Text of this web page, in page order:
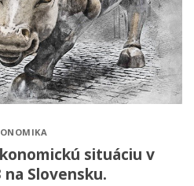
situáciu v
na Slovensku.